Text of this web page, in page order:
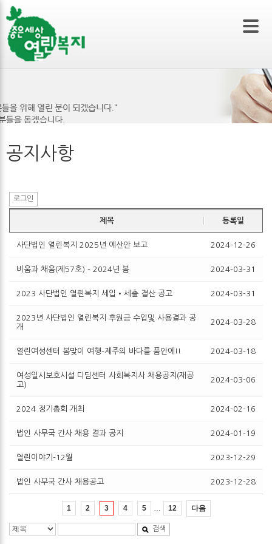
본문 바로가기
공지사항
로그인
제목 등록일
사단법인 열린복지 2025년 예산안 보고 2024-12-26
비움과 채움(제57호) - 2024년 봄 2024-03-31
2023 사단법인 열린복지 세입•세출 결산 공고 2024-03-31
2023년 사단법인 열린복지 후원금 수입및 사용결과 공
개
2024-03-28
열린여성센터 봄맞이 여행-제주의 바다를 품안에!! 2024-03-18
여성일시보호시설 디딤센터 사회복지사 채용공지(재공
고)
2024-03-06
2024 정기총회 개최 2024-02-16
법인 사무국 간사 채용 결과 공지 2024-01-19
열린이야기-12월 2023-12-29
법인 사무국 간사 채용공고 2023-12-28
1 2 3 4 5 12 다음
검색